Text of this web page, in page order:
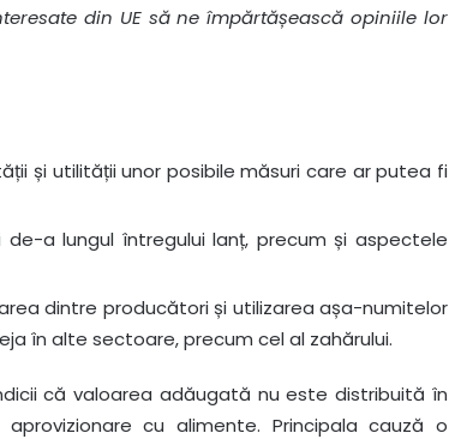
din UE să ne împărtășească opiniile lor
și utilității unor posibile măsuri care ar putea fi
a lungul întregului lanț, precum și aspectele
dintre producători și utilizarea așa-numitelor
în alte sectoare, precum cel al zahărului.
că valoarea adăugată nu este distribuită în
cu alimente. Principala cauză o